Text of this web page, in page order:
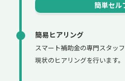
簡単セル
簡易ヒアリング
スマート補助金の専門スタッ
現状のヒアリングを行います。